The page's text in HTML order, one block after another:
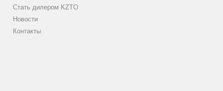
Стать дилером KZTO
Новости
Контакты